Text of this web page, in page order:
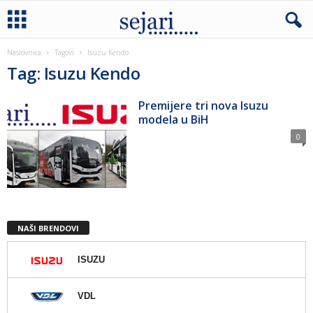
Naslovnica Tagovi Isuzu Kendo
Tag: Isuzu Kendo
Premijere tri nova Isuzu
modela u BiH
0
NAŠI BRENDOVI
ISUZU
VDL